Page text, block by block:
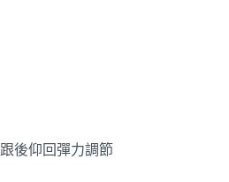
後仰回彈力調節